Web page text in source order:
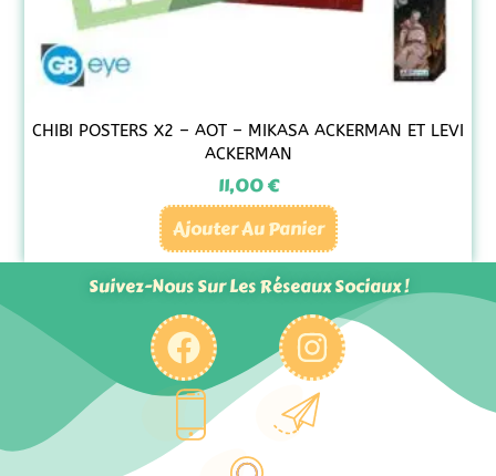
CHIBI POSTERS X2 – AOT – MIKASA ACKERMAN ET LEVI
ACKERMAN
11,00€
Ajouter Au Panier
Suivez-Nous Sur Les Réseaux Sociaux !